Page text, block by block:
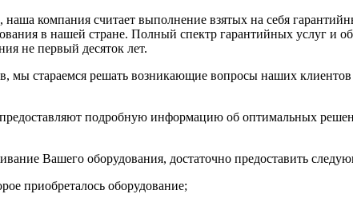
компания считает выполнение взятых на себя
в нашей стране. Полный спектр гарантийных услуг и
не первый десяток лет.
мы стараемся решать возникающие вопросы наших
подробную информацию об оптимальных
Вашего оборудования, достаточно предоставить
приобреталось оборудование;